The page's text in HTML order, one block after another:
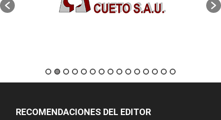
RECOMENDACIONES DEL EDITOR